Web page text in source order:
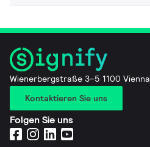
Wienerbergstraße 3–5 1100 Vienna
Kontaktieren Sie uns
Folgen Sie uns